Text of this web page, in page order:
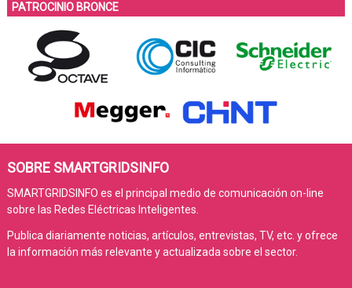
PATROCINIO BRONCE
SOBRE SMARTGRIDSINFO
SMARTGRIDSINFO es el principal medio de comunicación on-line
sobre las Redes Eléctricas Inteligentes.
Publica diariamente noticias, artículos, entrevistas, TV, etc. y ofrece
la información más relevante y actualizada sobre el sector.